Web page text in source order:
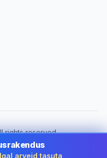
rights reserved.
Estonia
arveid tasuta